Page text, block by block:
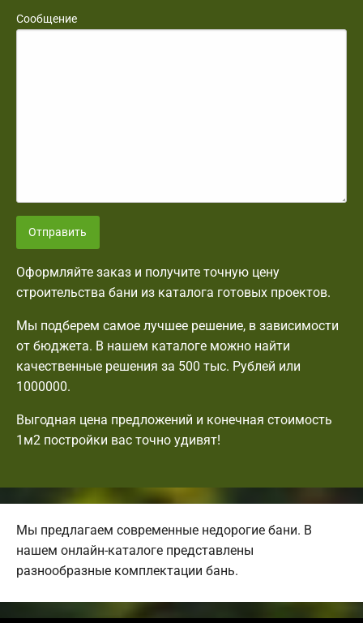
Сообщение
Отправить
Оформляйте заказ и получите точную цену
строительства бани из каталога готовых проектов.
Мы подберем самое лучшее решение, в зависимости
от бюджета. В нашем каталоге можно найти
качественные решения за 500 тыс. Рублей или
1000000.
Выгодная цена предложений и конечная стоимость
1м2 постройки вас точно удивят!
Мы предлагаем современные недорогие бани. В
нашем онлайн-каталоге представлены
разнообразные комплектации бань.